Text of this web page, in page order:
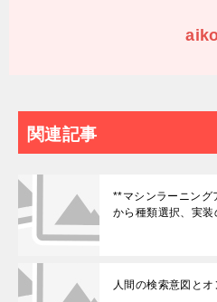
関連記事
**マシンラーニン
から種類選択、実
人間の検索意図と